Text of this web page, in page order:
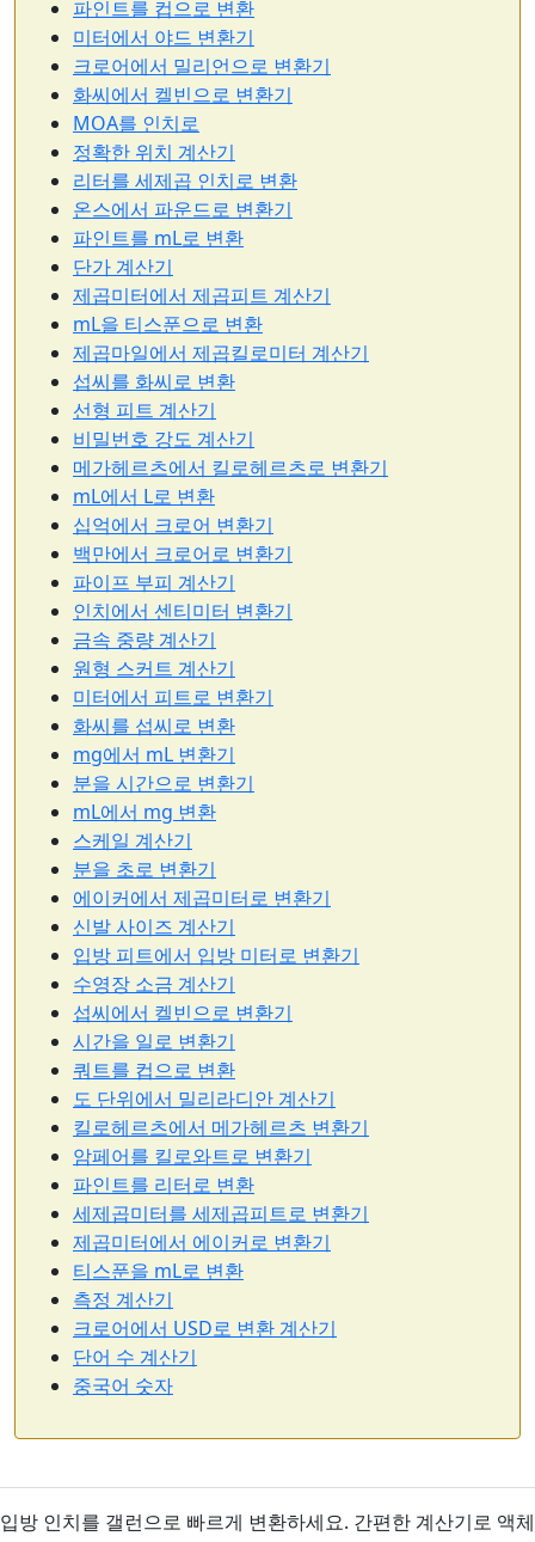
파인트를 컵으로 변환
미터에서 야드 변환기
크로어에서 밀리언으로 변환기
화씨에서 켈빈으로 변환기
MOA를 인치로
정확한 위치 계산기
리터를 세제곱 인치로 변환
온스에서 파운드로 변환기
파인트를 mL로 변환
단가 계산기
제곱미터에서 제곱피트 계산기
mL을 티스푼으로 변환
제곱마일에서 제곱킬로미터 계산기
섭씨를 화씨로 변환
선형 피트 계산기
비밀번호 강도 계산기
메가헤르츠에서 킬로헤르츠로 변환기
mL에서 L로 변환
십억에서 크로어 변환기
백만에서 크로어로 변환기
파이프 부피 계산기
인치에서 센티미터 변환기
금속 중량 계산기
원형 스커트 계산기
미터에서 피트로 변환기
화씨를 섭씨로 변환
mg에서 mL 변환기
분을 시간으로 변환기
mL에서 mg 변환
스케일 계산기
분을 초로 변환기
에이커에서 제곱미터로 변환기
신발 사이즈 계산기
입방 피트에서 입방 미터로 변환기
수영장 소금 계산기
섭씨에서 켈빈으로 변환기
시간을 일로 변환기
쿼트를 컵으로 변환
도 단위에서 밀리라디안 계산기
킬로헤르츠에서 메가헤르츠 변환기
암페어를 킬로와트로 변환기
파인트를 리터로 변환
세제곱미터를 세제곱피트로 변환기
제곱미터에서 에이커로 변환기
티스푼을 mL로 변환
측정 계산기
크로어에서 USD로 변환 계산기
단어 수 계산기
중국어 숫자
입방 인치를 갤런으로 빠르게 변환하세요. 간편한 계산기로 액체